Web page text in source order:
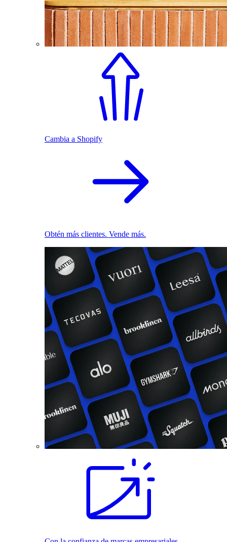
Cambia a Shopify
Obtén más clientes. Vende más.